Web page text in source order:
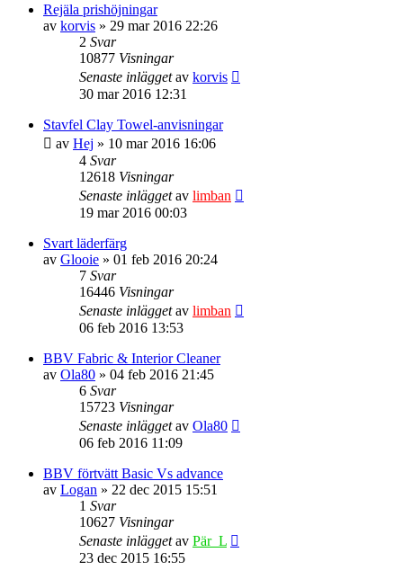
Rejäla prishöjningar
av korvis » 29 mar 2016 22:26
2 Svar
10877 Visningar
Senaste inläggetav korvis
30 mar 2016 12:31
Stavfel Clay Towel-anvisningar
av Hej » 10 mar 2016 16:06
4 Svar
12618 Visningar
Senaste inläggetav limban
19 mar 2016 00:03
Svart läderfärg
av Glooie » 01 feb 2016 20:24
7 Svar
16446 Visningar
Senaste inläggetav limban
06 feb 2016 13:53
BBV Fabric & Interior Cleaner
av Ola80 » 04 feb 2016 21:45
6 Svar
15723 Visningar
Senaste inläggetav Ola80
06 feb 2016 11:09
BBV förtvätt Basic Vs advance
av Logan » 22 dec 2015 15:51
1 Svar
10627 Visningar
Senaste inläggetav Pär_L
23 dec 2015 16:55